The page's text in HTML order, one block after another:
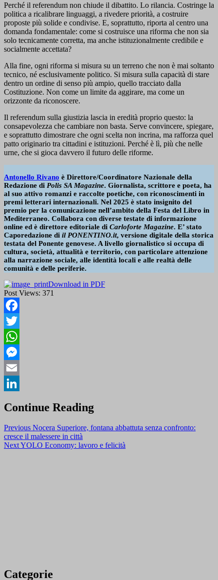
Perché il referendum non chiude il dibattito. Lo rilancia. Costringe la
politica a ricalibrare linguaggi, a rivedere priorità, a costruire
proposte più solide e condivise. E, soprattutto, riporta al centro una
domanda fondamentale: come si costruisce una riforma che non sia
solo tecnicamente corretta, ma anche istituzionalmente credibile e
socialmente accettata?
Alla fine, ogni riforma si misura su un terreno che non è mai soltanto
tecnico, né esclusivamente politico. Si misura sulla capacità di stare
dentro un ordine di senso più ampio, quello tracciato dalla
Costituzione. Non come un limite da aggirare, ma come un
orizzonte da riconoscere.
Il referendum sulla giustizia lascia in eredità proprio questo: la
consapevolezza che cambiare non basta. Serve convincere, spiegare,
e soprattutto dimostrare che ogni scelta non incrina, ma rafforza quel
patto originario tra cittadini e istituzioni. Perché è lì, più che nelle
urne, che si gioca davvero il futuro delle riforme.
Antonello Rivano è Direttore/Coordinatore Nazionale della
Redazione di Polis SA Magazine. Giornalista, scrittore e poeta, ha
al suo attivo romanzi e raccolte poetiche, con riconoscimenti in
premi letterari internazionali. Nel 2025 è stato insignito del
premio per la comunicazione nell’ambito della Festa del Libro in
Mediterraneo. Collabora con diverse testate di informazione
online ed è direttore editoriale di Carloforte Magazine. E’ stato
Caporedazione di il PONENTINO.it, versione digitale della storica
testata del Ponente genovese. A livello giornalistico si occupa di
cultura, società, attualità e territorio, con particolare attenzione
alla narrazione sociale, alle identità locali e alle realtà delle
comunità e delle periferie.
Download in PDF
Post Views: 371
Facebook
Twitter
WhatsApp
Messenger
Email
Continue Reading
Previous Nocera Superiore, fontana abbattuta senza confronto:
cresce il malessere in città
NextYOLO Economy: lavoro e felicità
Categorie